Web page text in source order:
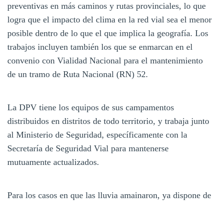
preventivas en más caminos y rutas provinciales, lo que
logra que el impacto del clima en la red vial sea el menor
posible dentro de lo que el que implica la geografía. Los
trabajos incluyen también los que se enmarcan en el
convenio con Vialidad Nacional para el mantenimiento
de un tramo de Ruta Nacional (RN) 52.
La DPV tiene los equipos de sus campamentos
distribuidos en distritos de todo territorio, y trabaja junto
al Ministerio de Seguridad, específicamente con la
Secretaría de Seguridad Vial para mantenerse
mutuamente actualizados.
Para los casos en que las lluvia amainaron, ya dispone de